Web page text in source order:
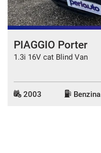
PIAGGIO Porter
1.3i 16V cat Blind Van
2003 Benzina